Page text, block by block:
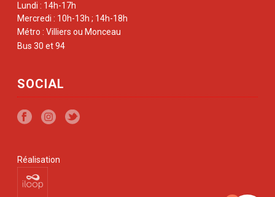
Lundi : 14h-17h
Mercredi : 10h-13h ; 14h-18h
Métro : Villiers ou Monceau
Bus 30 et 94
SOCIAL
Réalisation